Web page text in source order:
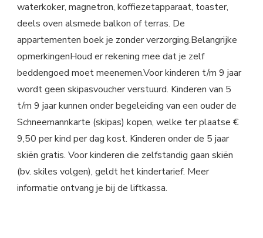
waterkoker, magnetron, koffiezetapparaat, toaster,
deels oven alsmede balkon of terras. De
appartementen boek je zonder verzorging.Belangrijke
opmerkingenHoud er rekening mee dat je zelf
beddengoed moet meenemen.Voor kinderen t/m 9 jaar
wordt geen skipasvoucher verstuurd. Kinderen van 5
t/m 9 jaar kunnen onder begeleiding van een ouder de
Schneemannkarte (skipas) kopen, welke ter plaatse €
9,50 per kind per dag kost. Kinderen onder de 5 jaar
skiën gratis. Voor kinderen die zelfstandig gaan skiën
(bv. skiles volgen), geldt het kindertarief. Meer
informatie ontvang je bij de liftkassa.